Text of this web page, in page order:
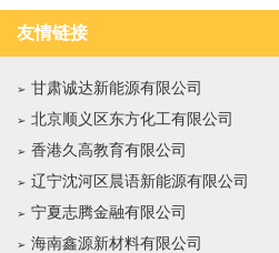
友情链接
甘肃诚达新能源有限公司
北京顺义区东方化工有限公司
香港久高教育有限公司
辽宁沈河区晨语新能源有限公司
宁夏志腾金融有限公司
海南鑫源新材料有限公司